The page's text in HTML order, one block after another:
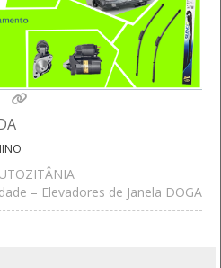
– Elevadores de Janela DOGA